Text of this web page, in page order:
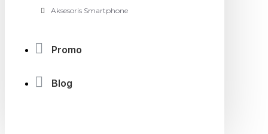
Aksesoris Smartphone
Promo
Blog